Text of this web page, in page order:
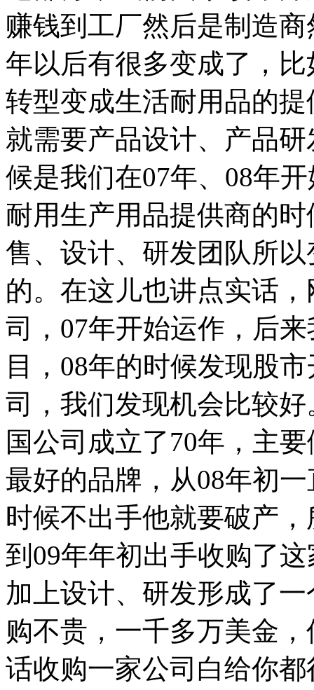
赚钱到工厂然后是制造
年以后有很多变成了，
转型变成生活耐用品的
就需要产品设计、产品
候是我们在07年、08年
耐用生产用品提供商的
售、设计、研发团队所
的。在这儿也讲点实话
司，07年开始运作，后
目，08年的时候发现股
司，我们发现机会比较
国公司成立了70年，主
最好的品牌，从08年初
时候不出手他就要破产
到09年年初出手收购了
加上设计、研发形成了
购不贵，一千多万美金
话收购一家公司白给你